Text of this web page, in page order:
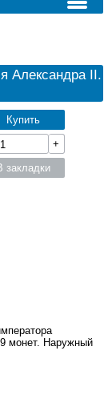
Александра II.
монет. Наружный
Купить
+
закладки